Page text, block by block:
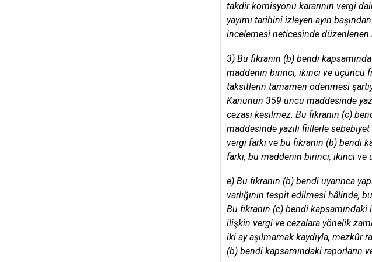
takdir komisyonu kararının vergi
yayımı tarihini izleyen ayın
incelemesi neticesinde düzenlenen
3) Bu fıkranın (b) bendi
maddenin birinci, ikinci ve üçüncü
taksitlerin tamamen ödenmesi
Kanunun 359 uncu maddesinde
cezası kesilmez. Bu fıkranın (c)
maddesinde yazılı fiillerle
vergi farkı ve bu fıkranın (b) bendi
farkı, bu maddenin birinci, ikinci
e) Bu fıkranın (b) bendi uyarınca
varlığının tespit edilmesi hâlinde,
Bu fıkranın (c) bendi
ilişkin vergi ve cezalara yönelik
iki ay aşılmamak kaydıyla, mezkûr
(b) bendi kapsamındaki raporların